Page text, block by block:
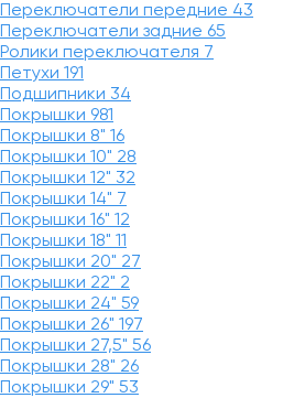
Переключатели передние 43
Переключатели задние 65
Ролики переключателя 7
Петухи 191
Подшипники 34
Покрышки 981
Покрышки 8" 16
Покрышки 10" 28
Покрышки 12" 32
Покрышки 14" 7
Покрышки 16" 12
Покрышки 18" 11
Покрышки 20" 27
Покрышки 22" 2
Покрышки 24" 59
Покрышки 26" 197
Покрышки 27,5" 56
Покрышки 28" 26
Покрышки 29" 53